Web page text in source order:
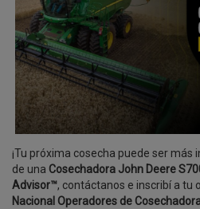
¡Tu próxima cosecha puede ser más
de una Cosechadora John Deere
Advisor™, contáctanos e inscribí a tu
Nacional Operadores de